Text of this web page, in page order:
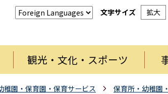
文字サイズ 拡大
観光・文化・スポーツ
稚園・保育園・保育サービス
保育所・幼稚園